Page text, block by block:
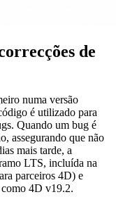
de
numa versão
é utilizado para
Quando um bug é
assegurando que não
mais tarde, a
LTS, incluída na
parceiros 4D) e
4D v19.2.